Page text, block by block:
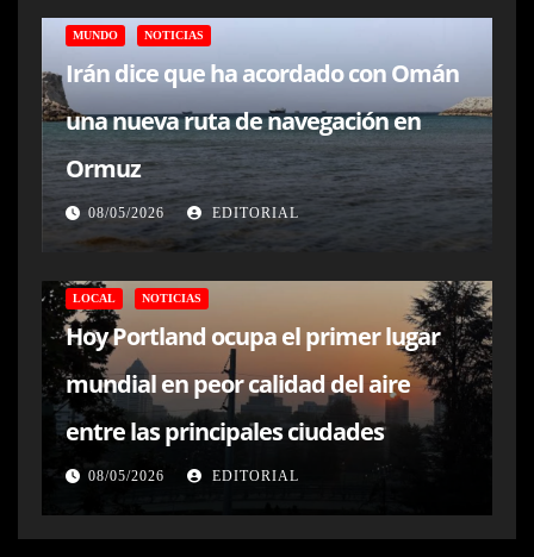
MUNDO NOTICIAS
Irán dice que ha acordado con Omán
una nueva ruta de navegación en
Ormuz
08/05/2026 EDITORIAL
LOCAL NOTICIAS
Hoy Portland ocupa el primer lugar
mundial en peor calidad del aire
entre las principales ciudades
08/05/2026 EDITORIAL